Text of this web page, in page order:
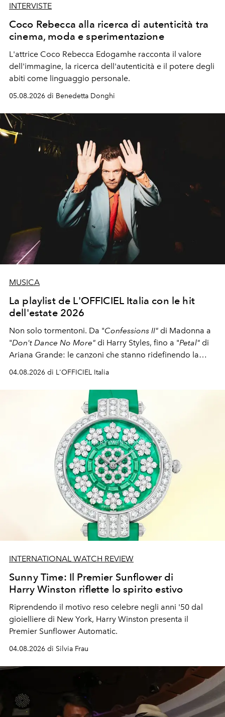
INTERVISTE
Coco Rebecca alla ricerca di autenticità tra
cinema, moda e sperimentazione
L'attrice Coco Rebecca Edogamhe racconta il valore
dell'immagine, la ricerca dell'autenticità e il potere degli
abiti come linguaggio personale.
05.08.2026 di Benedetta Donghi
MUSICA
La playlist de L'OFFICIEL Italia con le hit
dell'estate 2026
Non solo tormentoni. Da "Confessions II" di Madonna a
"Don't Dance No More" di Harry Styles, fino a "Petal" di
Ariana Grande: le canzoni che stanno ridefinendo la
04.08.2026 di L'OFFICIEL Italia
INTERNATIONAL WATCH REVIEW
Sunny Time: Il Premier Sunflower di
Harry Winston riflette lo spirito estivo
Riprendendo il motivo reso celebre negli anni '50 dal
gioielliere di New York, Harry Winston presenta il
Premier Sunflower Automatic.
04.08.2026 di Silvia Frau